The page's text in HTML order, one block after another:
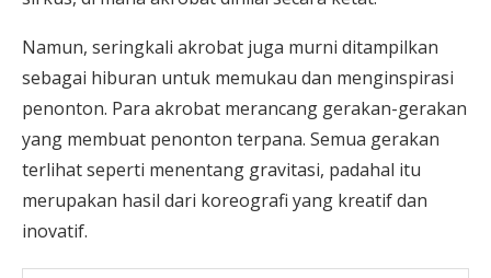
Namun, seringkali akrobat juga murni ditampilkan
sebagai hiburan untuk memukau dan menginspirasi
penonton. Para akrobat merancang gerakan-gerakan
yang membuat penonton terpana. Semua gerakan
terlihat seperti menentang gravitasi, padahal itu
merupakan hasil dari koreografi yang kreatif dan
inovatif.